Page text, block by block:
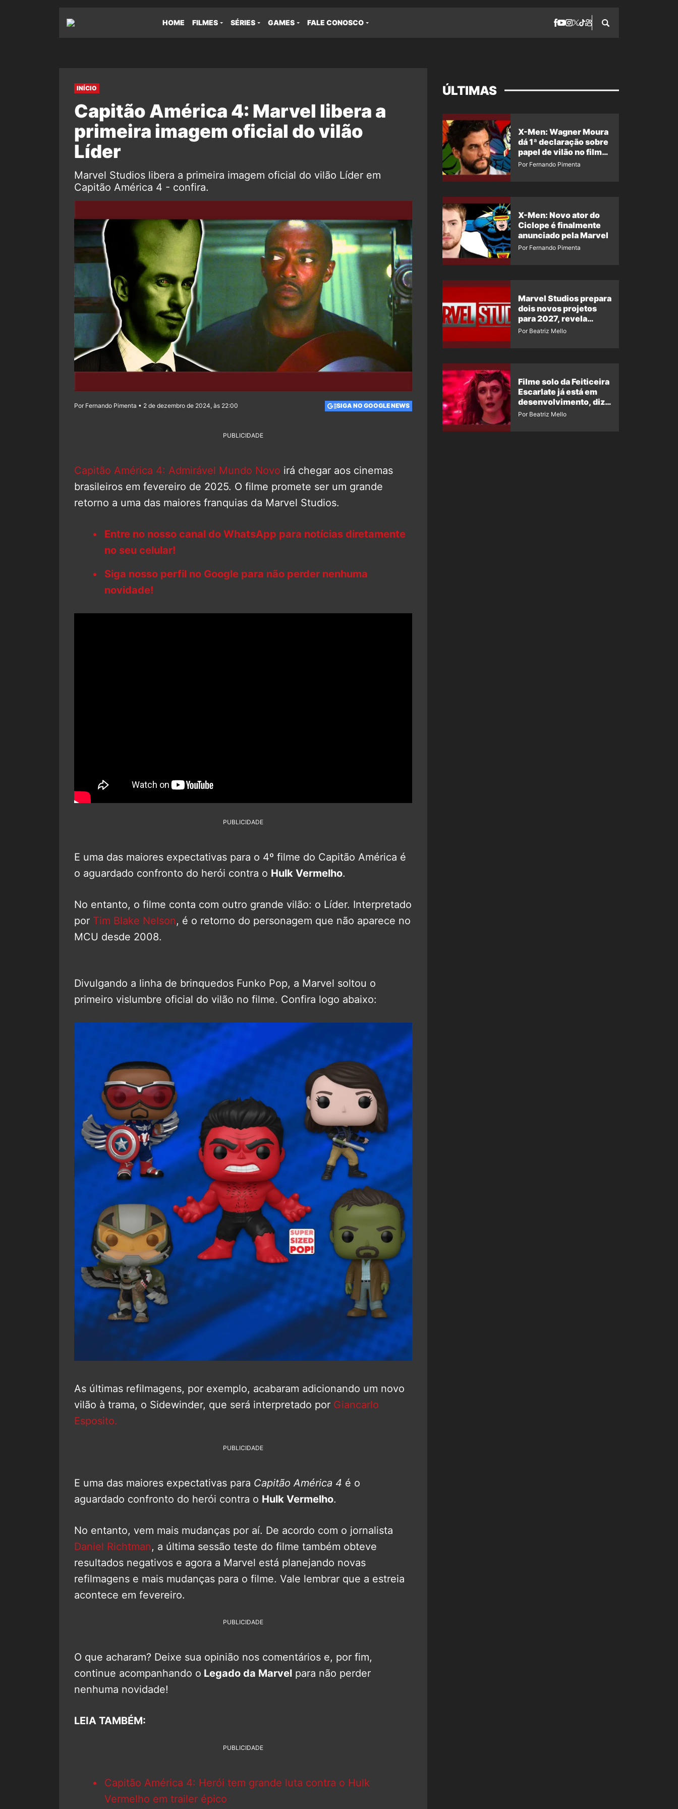
HOME FILMES SÉRIES GAMES FALE CONOSCO
INÍCIO
Capitão América 4: Marvel libera a
primeira imagem oficial do vilão
Líder
Marvel Studios libera a primeira imagem oficial do vilão Líder em
Capitão América 4 - confira.
Por Fernando Pimenta • 2 de dezembro de 2024, às 22:00 SIGA NO GOOGLE NEWS
PUBLICIDADE
Capitão América 4: Admirável Mundo Novo irá chegar aos cinemas
brasileiros em fevereiro de 2025. O filme promete ser um grande
retorno a uma das maiores franquias da Marvel Studios.
Entre no nosso canal do WhatsApp para notícias diretamente
no seu celular!
Siga nosso perfil no Google para não perder nenhuma
novidade!
PUBLICIDADE
E uma das maiores expectativas para o 4º filme do Capitão América é
o aguardado confronto do herói contra o Hulk Vermelho.
No entanto, o filme conta com outro grande vilão: o Líder. Interpretado
por Tim Blake Nelson, é o retorno do personagem que não aparece no
MCU desde 2008.
Divulgando a linha de brinquedos Funko Pop, a Marvel soltou o
primeiro vislumbre oficial do vilão no filme. Confira logo abaixo:
As últimas refilmagens, por exemplo, acabaram adicionando um novo
vilão à trama, o Sidewinder, que será interpretado por Giancarlo
Esposito.
PUBLICIDADE
E uma das maiores expectativas para Capitão América 4 é o
aguardado confronto do herói contra o Hulk Vermelho.
No entanto, vem mais mudanças por aí. De acordo com o jornalista
Daniel Richtman, a última sessão teste do filme também obteve
resultados negativos e agora a Marvel está planejando novas
refilmagens e mais mudanças para o filme. Vale lembrar que a estreia
acontece em fevereiro.
PUBLICIDADE
O que acharam? Deixe sua opinião nos comentários e, por fim,
continue acompanhando o Legado da Marvel para não perder
nenhuma novidade!
LEIA TAMBÉM:
PUBLICIDADE
Capitão América 4: Herói tem grande luta contra o Hulk
Vermelho em trailer épico
ÚLTIMAS
X-Men: Wagner Moura
dá 1ª declaração sobre
papel de vilão no filme
da Marvel
Por Fernando Pimenta
X-Men: Novo ator do
Ciclope é finalmente
anunciado pela Marvel
Por Fernando Pimenta
Marvel Studios prepara
dois novos projetos
para 2027, revela
insider
Por Beatriz Mello
Filme solo da Feiticeira
Escarlate já está em
desenvolvimento, diz
insider
Por Beatriz Mello